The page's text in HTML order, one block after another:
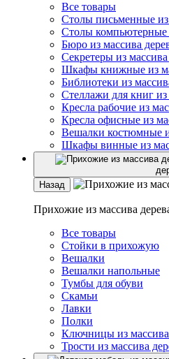
Все товары
Столы письменные из
Столы компьютерные
Бюро из массива
Секретеры из массива
Шкафы книжные из
Библиотеки из
Стеллажи для книг из
Кресла рабочие из
Кресла офисные из
Вешалки костюмные
Шкафы винные из
Назад
Прихожие из массива
Все товары
Стойки в прихожую
Вешалки
Вешалки напольные
Тумбы для обуви
Скамьи
Лавки
Полки
Ключницы из массива
Трости из массива